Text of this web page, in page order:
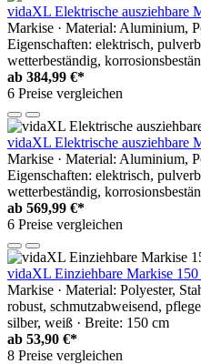
vidaXL Elektrische ausziehbare
Markise · Material: Aluminium,
Eigenschaften: elektrisch,
wetterbeständig,
ab 384,99 €*
6 Preise vergleichen
vidaXL Elektrische ausziehbare
Markise · Material: Aluminium,
Eigenschaften: elektrisch,
wetterbeständig,
ab 569,99 €*
6 Preise vergleichen
vidaXL Einziehbare Markise 150
Markise · Material: Polyester,
robust, schmutzabweisend,
silber, weiß · Breite: 150 cm
ab 53,90 €*
8 Preise vergleichen